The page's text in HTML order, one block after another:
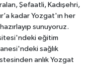
Şefaatli, Kadışehri,
kadar Yozgat'ın her
sunuyoruz.
eğitim
sağlık
anlık Yozgat